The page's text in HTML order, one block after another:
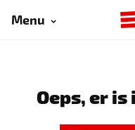
Menu
Oeps, er is